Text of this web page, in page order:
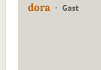
dora Gast